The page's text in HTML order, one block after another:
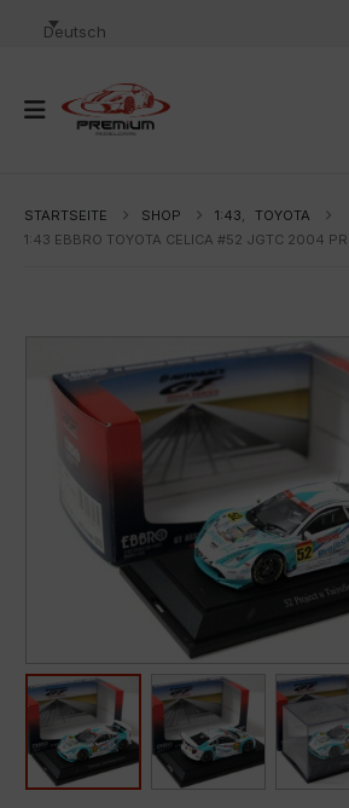
Deutsch
STARTSEITE SHOP 1:43,
TOYOTA
1:43 EBBRO TOYOTA CELICA #52 JGTC 2004